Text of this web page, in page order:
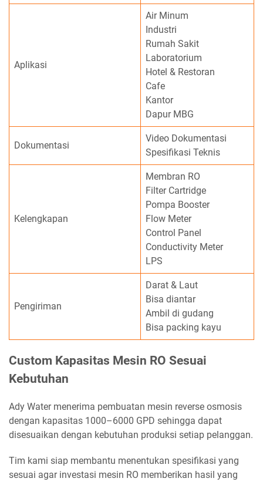
Aplikasi
Air Minum
Industri
Rumah Sakit
Laboratorium
Hotel & Restoran
Cafe
Kantor
Dapur MBG
Dokumentasi
Video Dokumentasi
Spesifikasi Teknis
Kelengkapan
Membran RO
Filter Cartridge
Pompa Booster
Flow Meter
Control Panel
Conductivity Meter
LPS
Pengiriman
Darat & Laut
Bisa diantar
Ambil di gudang
Bisa packing kayu
Custom Kapasitas Mesin RO Sesuai
Kebutuhan
Ady Water menerima pembuatan mesin reverse osmosis
dengan kapasitas 1000–6000 GPD sehingga dapat
disesuaikan dengan kebutuhan produksi setiap pelanggan.
Tim kami siap membantu menentukan spesifikasi yang
sesuai agar investasi mesin RO memberikan hasil yang